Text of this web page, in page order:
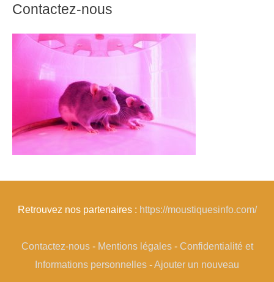
Contactez-nous
Retrouvez nos partenaires : https://moustiquesinfo.com/
Contactez-nous- Mentions légales- Confidentialité et
Informations personnelles -Ajouter un nouveau